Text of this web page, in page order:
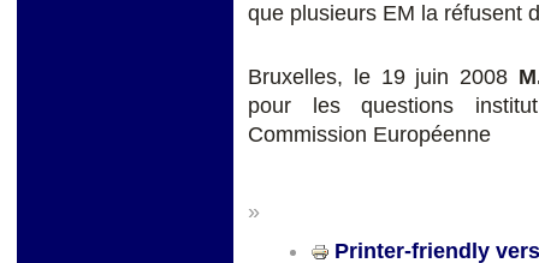
que plusieurs EM la réfusent
Bruxelles, le 19 juin 2008
pour les questions
Commission Européenne
»
Printer-friendly